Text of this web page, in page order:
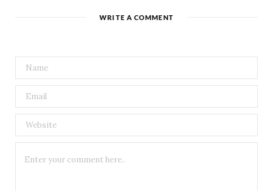
WRITE A COMMENT